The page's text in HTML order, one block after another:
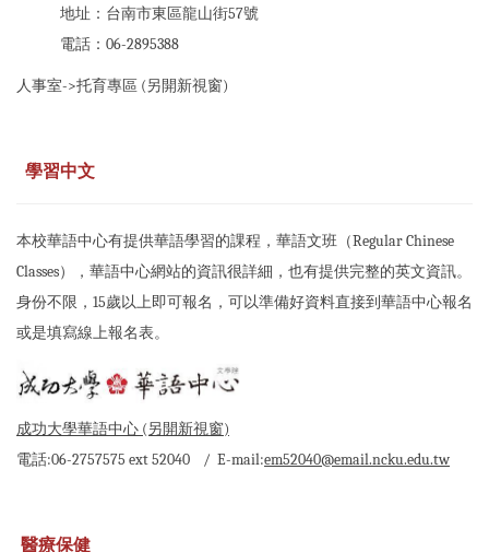
地址：台南市東區龍山街57號
電話：06-2895388
人事室->托育專區 (另開新視窗)
學習中文
本校華語中心有提供華語學習的課程，華語文班（Regular Chinese
Classes），華語中心網站的資訊很詳細，也有提供完整的英文資訊。
身份不限，15歲以上即可報名，可以準備好資料直接到華語中心報名
或是填寫線上報名表。
成功大學華語中心 (另開新視窗)
電話:06-2757575 ext 52040 / E-mail:em52040@email.ncku.edu.tw
醫療保健